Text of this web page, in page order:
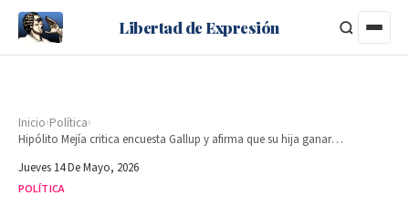
Libertad de Expresión
Inicio›Política›
Hipólito Mejía critica encuesta Gallup y afirma que su hija ganará candidatura presidencial
Jueves 14 De Mayo, 2026
POLÍTICA